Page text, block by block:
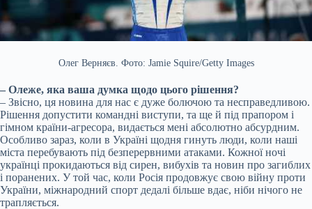
Олег Верняєв. Фото: Jamie Squire/Getty Images
– Олеже, яка ваша думка щодо цього рішення?
– Звісно, ця новина для нас є дуже болючою та несправедливою.
Рішення допустити командні виступи, та ще й під прапором і
гімном країни-агресора, видається мені абсолютно абсурдним.
Особливо зараз, коли в Україні щодня гинуть люди, коли наші
міста перебувають під безперервними атаками. Кожної ночі
українці прокидаються від сирен, вибухів та новин про загиблих
і поранених. У той час, коли Росія продовжує свою війну проти
України, міжнародний спорт дедалі більше вдає, ніби нічого не
трапляється.